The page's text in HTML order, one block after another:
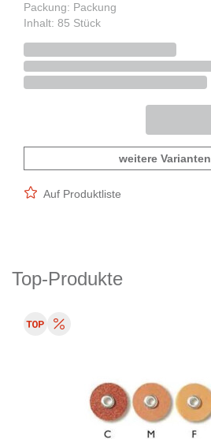
Packung: Packung
Inhalt: 85 Stück
weitere Varianten
Auf Produktliste
Top-Produkte